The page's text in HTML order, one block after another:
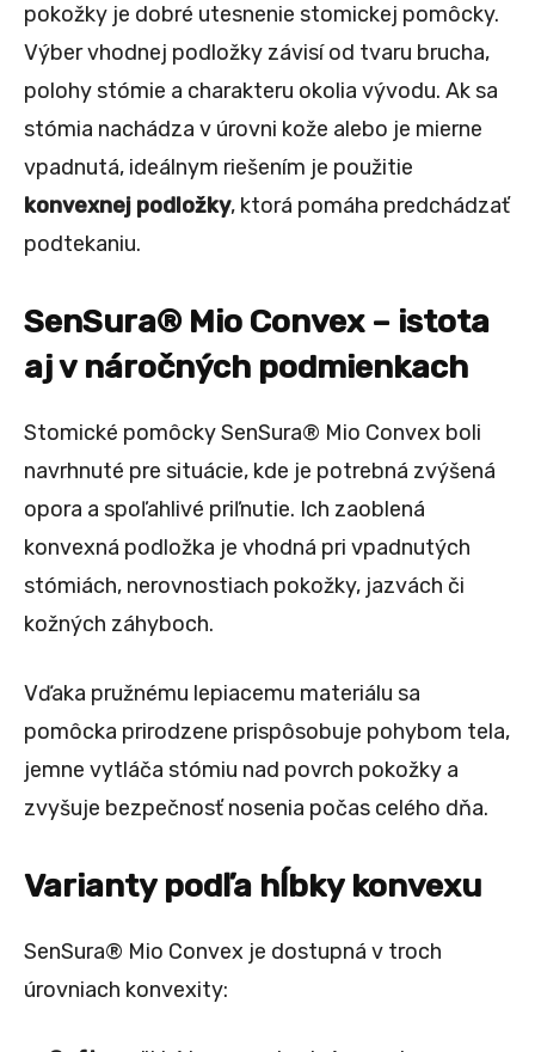
pokožky je dobré utesnenie stomickej pomôcky.
Výber vhodnej podložky závisí od tvaru brucha,
polohy stómie a charakteru okolia vývodu. Ak sa
stómia nachádza v úrovni kože alebo je mierne
vpadnutá, ideálnym riešením je použitie
konvexnej podložky, ktorá pomáha predchádzať
podtekaniu.
SenSura® Mio Convex – istota
aj v náročných podmienkach
Stomické pomôcky SenSura® Mio Convex boli
navrhnuté pre situácie, kde je potrebná zvýšená
opora a spoľahlivé priľnutie. Ich zaoblená
konvexná podložka je vhodná pri vpadnutých
stómiách, nerovnostiach pokožky, jazvách či
kožných záhyboch.
Vďaka pružnému lepiacemu materiálu sa
pomôcka prirodzene prispôsobuje pohybom tela,
jemne vytláča stómiu nad povrch pokožky a
zvyšuje bezpečnosť nosenia počas celého dňa.
Varianty podľa hĺbky konvexu
SenSura® Mio Convex je dostupná v troch
úrovniach konvexity: